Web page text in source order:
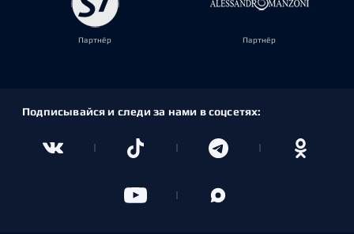
Партнёр Партнёр
Подписывайся и следи за нами в соцсетях: